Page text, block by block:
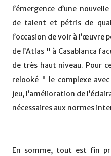
l’émergence d’une
de talent et pétris de
l’occasion de voir à
de l’Atlas " à Casablanca
de très haut niveau. Pour
relooké " le complexe
jeu, l’amélioration de
nécessaires aux normes
En somme, tout est fin